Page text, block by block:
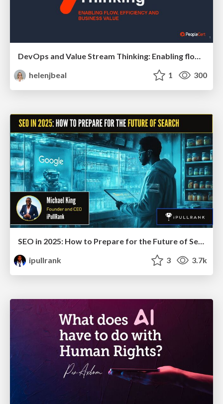
DevOps and Value Stream Thinking: Enabling flow, efficiency and business value
helenjbeal
1 300
SEO in 2025: How to Prepare for the Future of Search
ipullrank
3 3.7k